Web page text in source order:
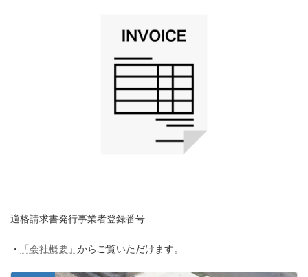
適格請求書発行事業者登録番号
・ 「会社概要」 からご覧いただけます。